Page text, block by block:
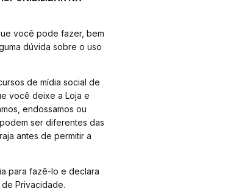
você pode fazer, bem
dúvida sobre o uso
de mídia social de
você deixe a Loja e
endossamos ou
ser diferentes das
antes de permitir a
para fazê-lo e declara
Privacidade.